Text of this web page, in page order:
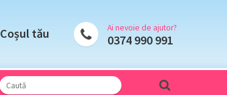
Coșul tău Ai nevoie de ajutor?
0374 990 991